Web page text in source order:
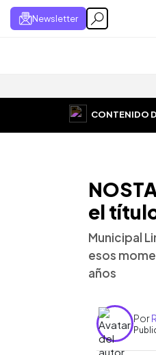
Newsletter
CONTENIDO
el
Municipal
esos
años
Por